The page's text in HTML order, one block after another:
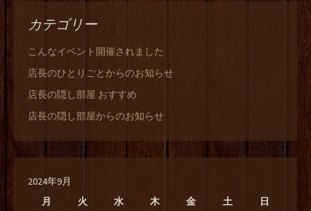
カテゴリー
こんなイベント開催されました
店長のひとりごとからのお知らせ
店長の隠し部屋 おすすめ
店長の隠し部屋からのお知らせ
2024年9月
月
火 水 木 金 土 日